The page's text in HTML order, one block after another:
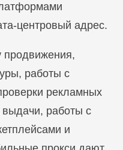
центровый адрес.
продвижения,
работы с
рекламных
работы с
и